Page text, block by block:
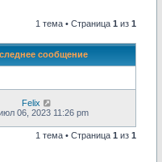
1 тема • Страница 1 из 1
сообщение
Felix
06, 2023 11:26 pm
1 тема • Страница 1 из 1